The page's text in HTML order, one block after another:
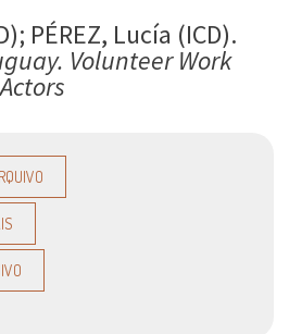
PÉREZ, Lucía (ICD).
Volunteer Work